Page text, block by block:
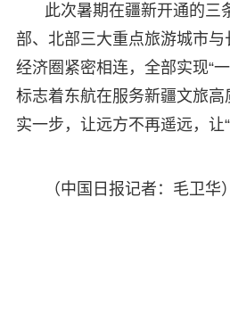
此次暑期在疆新开通的三
部、北部三大重点旅游城市
经济圈紧密相连，全部实现“
标志着东航在服务新疆文旅
实一步，让远方不再遥远，让
（中国日报记者：毛卫华）